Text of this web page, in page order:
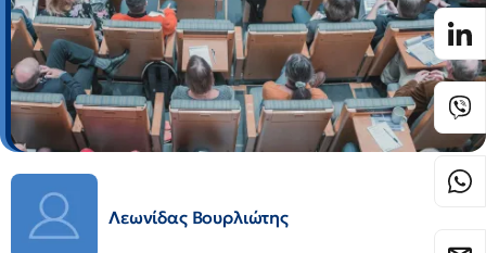
Λεωνίδας Βουρλιώτης